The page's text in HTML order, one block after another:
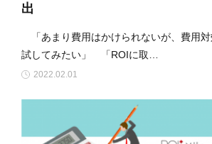
出
「あまり費用はかけられないが、費用対
試してみたい」 「ROIに取…
2022.02.01